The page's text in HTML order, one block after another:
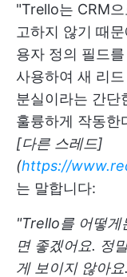
"Trello는 CRM
고하지 않기 때
용자 정의 필드
사용하여 새 리
분실이라는 간단
훌륭하게 작동한
[다른 스레드]
(https://
는 말합니다:
"Trello를 어떻게
면 좋겠어요. 정
게 보이지 않아